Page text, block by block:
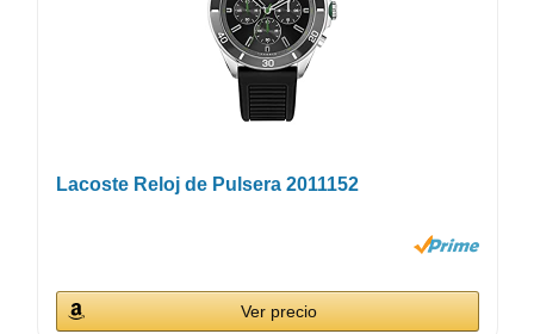
Lacoste Reloj de Pulsera 2011152
Ver precio